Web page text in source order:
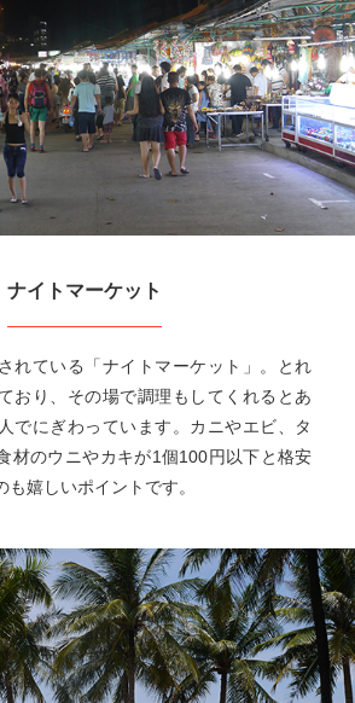
ナイトマーケット
れている「ナイトマーケット」。とれ
おり、その場で調理もしてくれるとあ
でにぎわっています。カニやエビ、タ
材のウニやカキが1個100円以下と格安
嬉しいポイントです。